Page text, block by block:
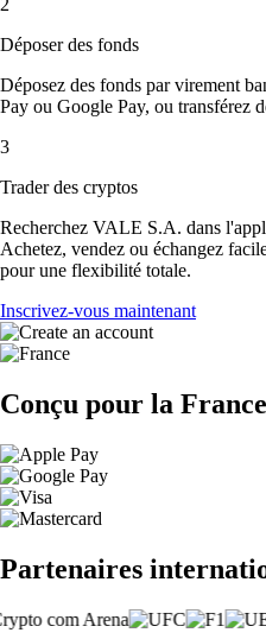
2
Déposer des fonds
Déposez des fonds par virement
Pay ou Google Pay, ou transférez
3
Trader des cryptos
Recherchez VALE S.A. dans
Achetez, vendez ou échangez
pour une flexibilité totale.
Inscrivez-vous maintenant
Conçu pour la France
Partenaires